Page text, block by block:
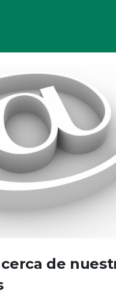
cerca de